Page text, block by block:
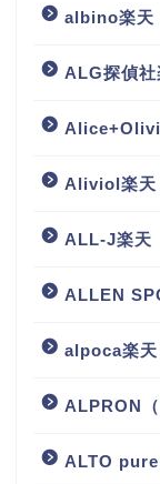
albino楽天
ALG探偵社
Aliviol楽天
ALL-J楽天
ALLEN
alpoca楽天
ALPRON
ALTO